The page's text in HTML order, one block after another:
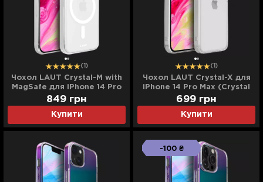
(1)
Чохол LAUT Crystal-M with
MagSafe для iPhone 14 Pro
Max (Crystal Clear)
Купити
849 грн
(1)
Чохол LAUT Crystal-X для
iPhone 14 Pro Max (Crystal
Clear)
Купити
699 грн
-100 ₴